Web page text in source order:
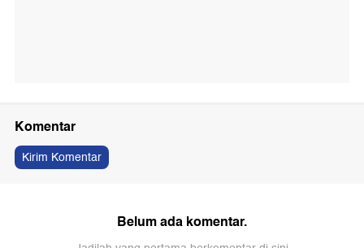
Komentar
Kirim Komentar
Belum ada komentar.